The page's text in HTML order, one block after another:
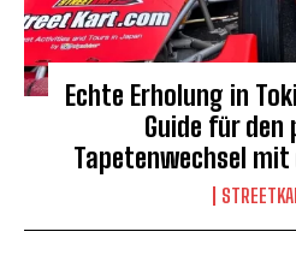
Echte Erholung in
Guide für
Tapetenwechsel